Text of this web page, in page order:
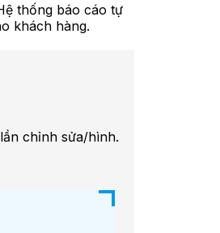
thống báo cáo tự
khách hàng.
chỉnh sửa/hình.